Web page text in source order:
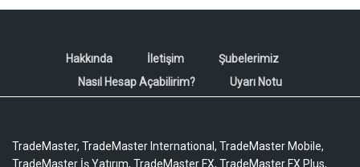
Hakkında İletişim
Şubelerimiz
Nasıl Hesap Açabilirim?
Uyarı Notu
TradeMaster, TradeMaster International, TradeMaster Mobile,
TradeMaster İş Yatırım, TradeMaster FX, TradeMaster FX Plus,